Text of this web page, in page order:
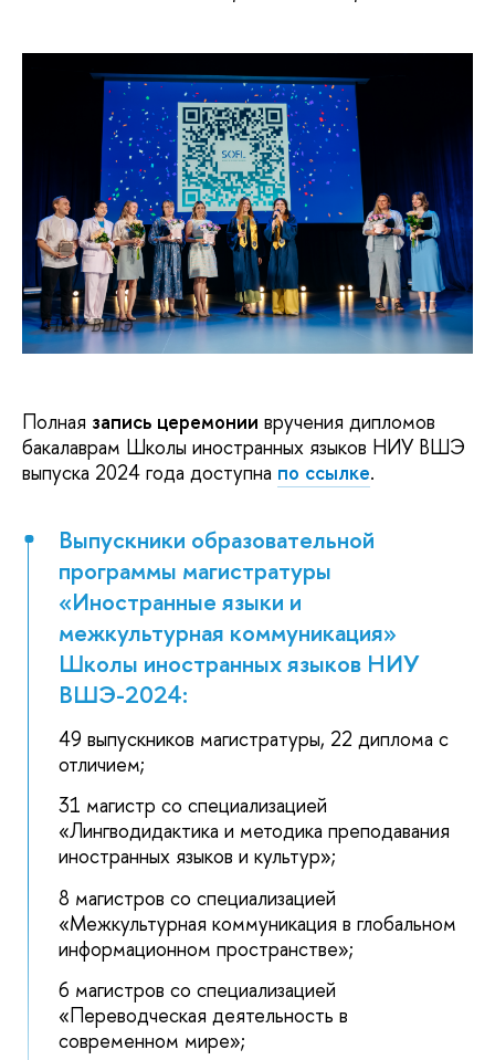
НИУ ВШЭ
Полная запись церемонии вручения дипломов
бакалаврам Школы иностранных языков НИУ ВШЭ
выпуска 2024 года доступна по ссылке.
Выпускники образовательной
программы магистратуры
«Иностранные языки и
межкультурная коммуникация»
Школы иностранных языков НИУ
ВШЭ-2024:
49 выпускников магистратуры, 22 диплома с
отличием;
31 магистр со специализацией
«Лингводидактика и методика преподавания
иностранных языков и культур»;
8 магистров со специализацией
«Межкультурная коммуникация в глобальном
информационном пространстве»;
6 магистров со специализацией
«Переводческая деятельность в
современном мире»;